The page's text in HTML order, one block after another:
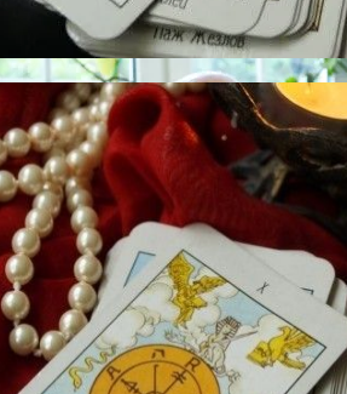
Xiaomi: Внешность Уже
Имя – Еще Нет